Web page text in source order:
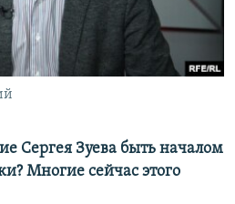
Сергея Зуева быть началом
Многие сейчас этого